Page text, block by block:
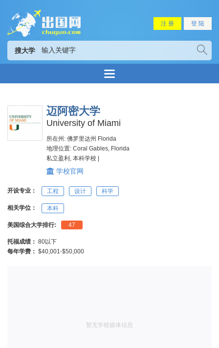
注 册 登 陆
搜大学
迈阿密大学
University of Miami
所在州: 佛罗里达州 Florida
地理位置: Coral Gables, Florida
私立盈利, 本科学校 |
学校官网
开设专业： 工程 设计 科学
相关学位： 本科
美国综合大学排行: 47
托福成绩： 80以下
每年学费： $40,001-$50,000
暂无学校媒体信息